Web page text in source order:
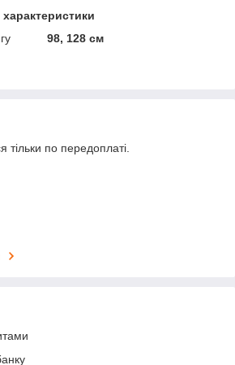
98, 128 см
тільки по передоплаті.